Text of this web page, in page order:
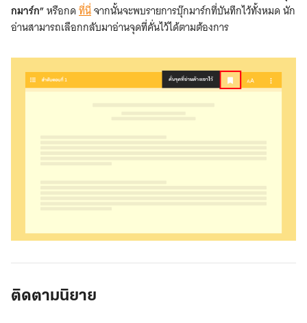
กมาร์ก”หรือกดที่นี่จากนั้นจะพบรายการบุ๊กมาร์กที่บันทึกไว้ทั้งหมด นัก
อ่านสามารถเลือกกลับมาอ่านจุดที่คั่นไว้ได้ตามต้องการ
กมาร์ก
ติดตามนิยาย